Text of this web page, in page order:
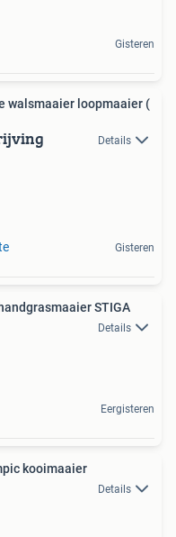
Gisteren
walsmaaier loopmaaier (
Details
Gisteren
STIGA
Details
Eergisteren
kooimaaier
Details